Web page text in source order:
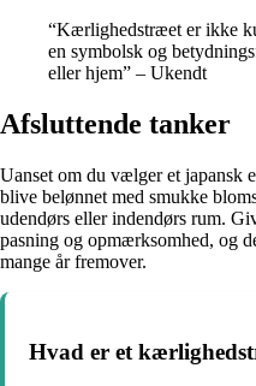
“Kærlighedstræet er ikke
en symbolsk og
eller hjem” – Ukendt
Afsluttende tanker
Uanset om du vælger et japansk
blive belønnet med smukke
udendørs eller indendørs rum.
pasning og opmærksomhed, og
mange år fremover.
Hvad er et